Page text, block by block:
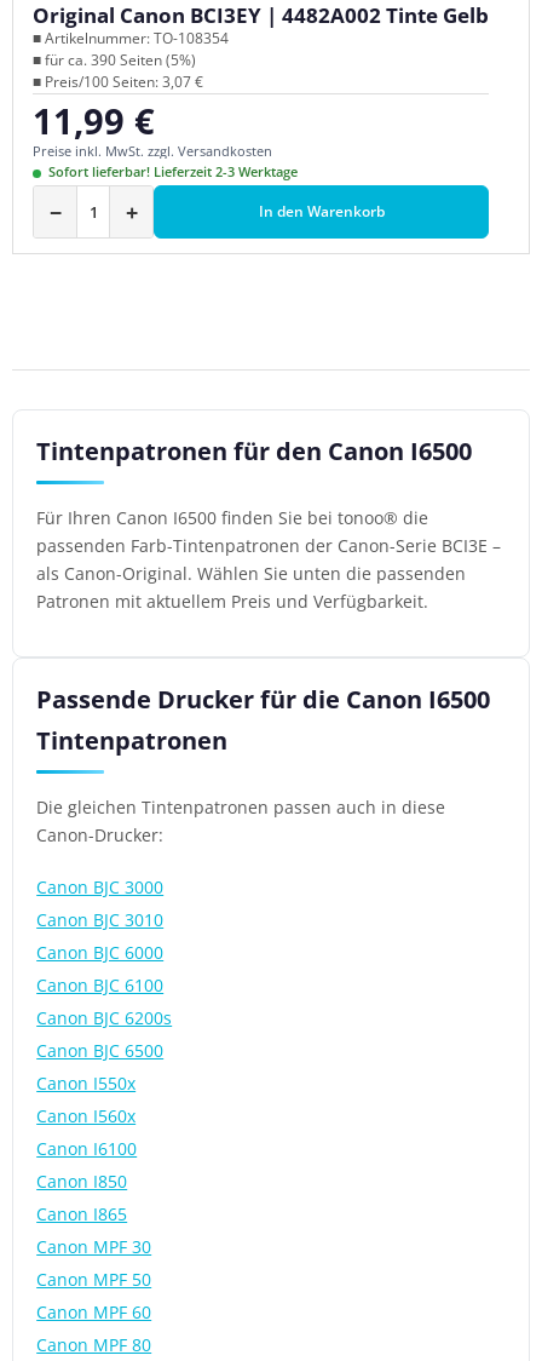
Original Canon BCI3EY | 4482A002 Tinte Gelb
■ Artikelnummer: TO-108354
■ für ca. 390 Seiten (5%)
■ Preis/100 Seiten: 3,07 €
Regulärer Preis:
11,99 €
Preise inkl. MwSt. zzgl. Versandkosten
Sofort lieferbar! Lieferzeit 2-3 Werktage
− + In den Warenkorb
Tintenpatronen für den Canon I6500
Für Ihren Canon I6500 finden Sie bei tonoo® die
passenden Farb-Tintenpatronen der Canon-Serie BCI3E –
als Canon-Original. Wählen Sie unten die passenden
Patronen mit aktuellem Preis und Verfügbarkeit.
Passende Drucker für die Canon I6500
Tintenpatronen
Die gleichen Tintenpatronen passen auch in diese
Canon-Drucker:
Canon BJC 3000
Canon BJC 3010
Canon BJC 6000
Canon BJC 6100
Canon BJC 6200s
Canon BJC 6500
Canon I550x
Canon I560x
Canon I6100
Canon I850
Canon I865
Canon MPF 30
Canon MPF 50
Canon MPF 60
Canon MPF 80